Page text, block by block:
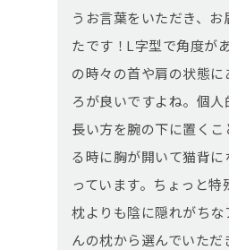
うお言葉をいただき、
たです！L字型で角度が
の時々の首や肩の状態
ろが良いですよね。個人
長い方を腕の下に置く
る時に胸が開いて猫背
っています。ちょっと
枕よりも陰に隠れがちな
んの枕から選んでいた